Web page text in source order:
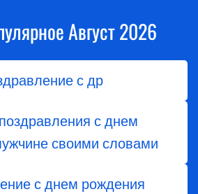
Август 2026
с др
с днем
своими словами
с днем рождения